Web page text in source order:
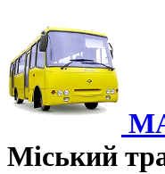
Міський